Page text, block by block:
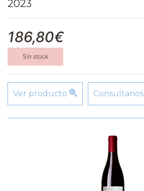
2023
186,80€
Sin stock
Ver producto Consultanos